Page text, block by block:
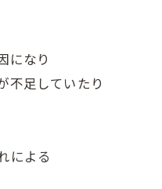
になり
不足していたり
による